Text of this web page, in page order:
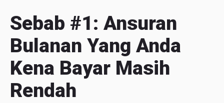
Sebab #1: Ansuran
Bulanan Yang Anda
Kena Bayar Masih
Rendah